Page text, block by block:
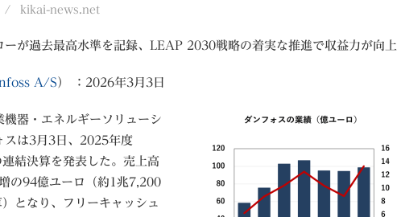
Author
kikai-news.net
ーが過去最高水準を記録、LEAP 2030戦略の着実な推進で収益力が向上
A/S ） ：2026年3月3日
機器・エネルギーソリューシ
スは3月3日、2025年度
連結決算を発表した。売上高
の94億ユーロ（約1兆7,200
となり、フリーキャッシュ